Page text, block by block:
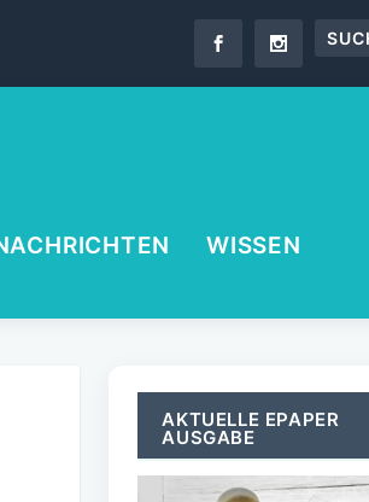
WISSEN
AKTUELLE EPAPER
AUSGABE